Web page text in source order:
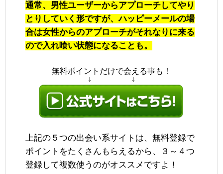
通常、男性ユーザーからアプローチしてやり
とりしていく形ですが、ハッピーメールの場
合は女性からのアプローチがそれなりに来る
ので入れ喰い状態になることも。
無料ポイントだけで会える事も！
↓ ↓
上記の５つの出会い系サイトは、無料登録で
ポイントをたくさんもらえるから、３～４つ
登録して複数使うのがオススメですよ！